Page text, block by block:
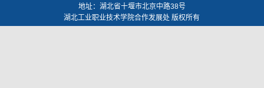
地址：湖北省十堰市北京中路38号
湖北工业职业技术学院合作发展处 版权所有